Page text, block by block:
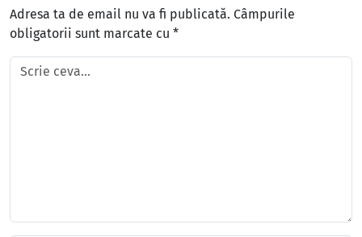
Adresa ta de email nu va fi publicată. Câmpurile
obligatorii sunt marcate cu *